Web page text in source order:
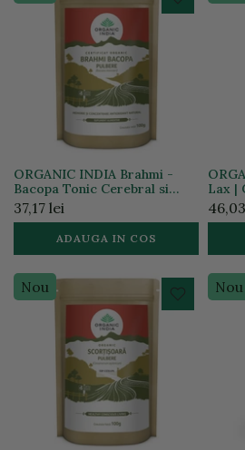
ORGANIC INDIA Brahmi -
Bacopa Tonic Cerebral si
Memorie Pulbere 100%
Certificata organic 100g *BIO
37,17 lei
ADAUGA IN COS
Lax |
*BIO
Nou Nou